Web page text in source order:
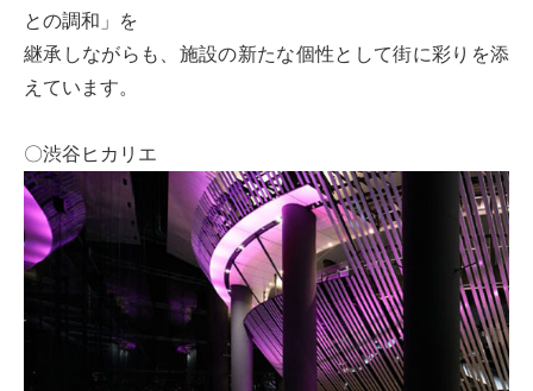
との調和」を
継承しながらも、施設の新たな個性として街に彩りを添
えています。
〇渋谷ヒカリエ